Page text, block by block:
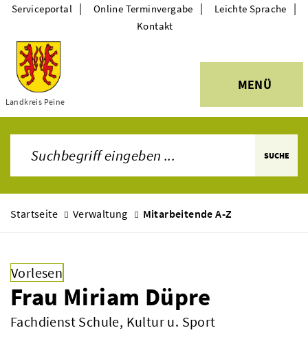
Themen
Landkreis Peine
MENÜ
Serviceportal | Online Terminvergabe | Leichte Sprache |
Kontakt
SUCHE
Startseite Verwaltung Mitarbeitende A-Z
Vorlesen
Frau Miriam Düpre
Fachdienst Schule, Kultur u. Sport